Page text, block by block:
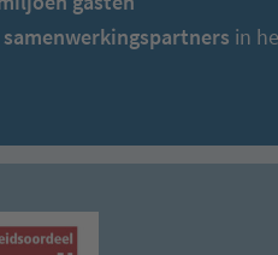
samenwerkingspartners in